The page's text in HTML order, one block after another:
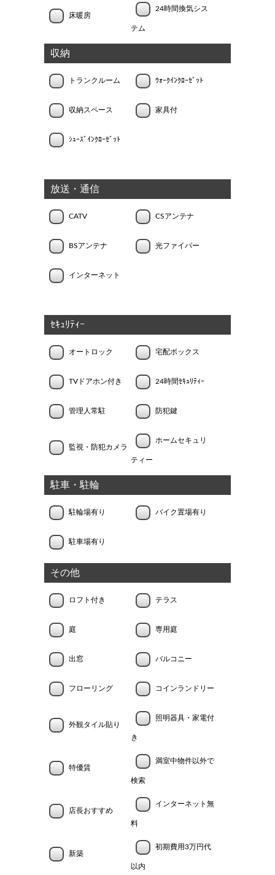
床暖房
24時間換気シス
テム
収納
トランクルーム ｳｫｰｸｲﾝｸﾛｰｾﾞｯﾄ
収納スペース 家具付
ｼｭｰｽﾞｲﾝｸﾛｰｾﾞｯﾄ
放送・通信
CATV CSアンテナ
BSアンテナ 光ファイバー
インターネット
ｾｷｭﾘﾃｨｰ
オートロック 宅配ボックス
TVドアホン付き 24時間ｾｷｭﾘﾃｨｰ
管理人常駐 防犯鍵
監視・防犯カメラ
ホームセキュリ
ティー
駐車・駐輪
駐輪場有り バイク置場有り
駐車場有り
その他
ロフト付き テラス
庭 専用庭
出窓 バルコニー
フローリング コインランドリー
外観タイル貼り
照明器具・家電付
き
特優賃
満室中物件以外で
検索
店長おすすめ
インターネット無
料
新築
初期費用3万円代
以内